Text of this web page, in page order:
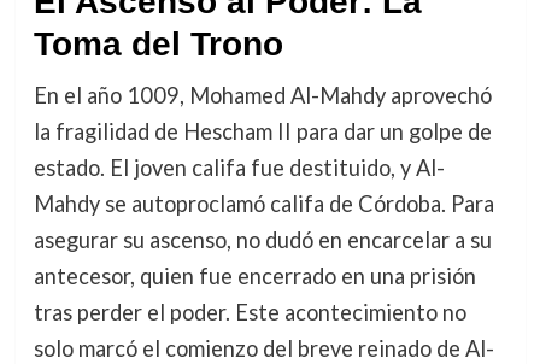
Toma del Trono
En el año 1009, Mohamed Al-Mahdy aprovechó
la fragilidad de Hescham II para dar un golpe de
estado. El joven califa fue destituido, y Al-
Mahdy se autoproclamó califa de Córdoba. Para
asegurar su ascenso, no dudó en encarcelar a su
antecesor, quien fue encerrado en una prisión
tras perder el poder. Este acontecimiento no
solo marcó el comienzo del breve reinado de Al-